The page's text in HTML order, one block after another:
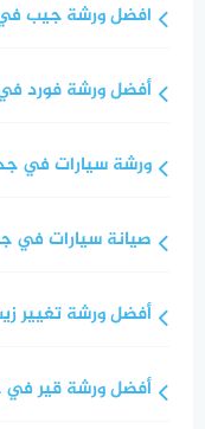
افضل ورشة جيب في
أفضل ورشة فورد في
ورشة سيارات في
صيانة سيارات في
أفضل ورشة تغيير
أفضل ورشة قير في